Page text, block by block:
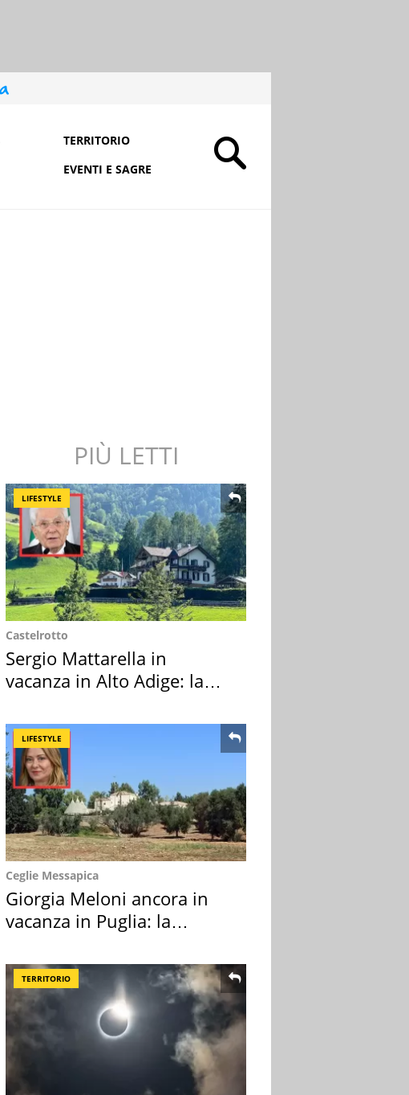
TERRITORIO
EVENTI E SAGRE
PIÙ LETTI
LIFESTYLE
Castelrotto
Sergio Mattarella in
vacanza in Alto Adige: la
LIFESTYLE
Ceglie Messapica
Giorgia Meloni ancora in
vacanza in Puglia: la
TERRITORIO